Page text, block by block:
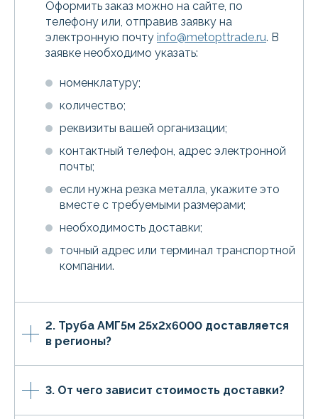
Оформить заказ можно на сайте, по
телефону или, отправив заявку на
электронную почту info@metopttrade.ru. В
заявке необходимо указать:
номенклатуру;
количество;
реквизиты вашей организации;
контактный телефон, адрес электронной
почты;
если нужна резка металла, укажите это
вместе с требуемыми размерами;
необходимость доставки;
точный адрес или терминал транспортной
компании.
2. Труба АМГ5м 25х2х6000 доставляется
в регионы?
3. От чего зависит стоимость доставки?